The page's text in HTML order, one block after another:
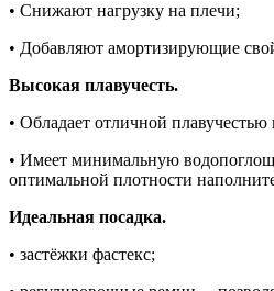
• Снижают нагрузку на плечи;
• Добавляют амортизирующие
Высокая плавучесть.
• Обладает отличной
• Имеет минимальную
оптимальной плотности
Идеальная посадка.
• застёжки фастекс;